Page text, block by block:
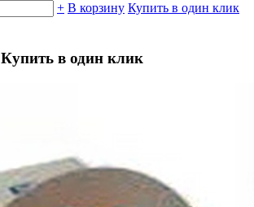
+ В корзину Купить в один клик
Купить в один клик